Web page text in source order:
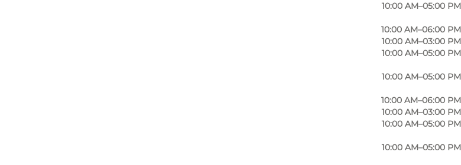
10:00 AM–05:00 PM
10:00 AM–06:00 PM
10:00 AM–03:00 PM
10:00 AM–05:00 PM
10:00 AM–05:00 PM
10:00 AM–06:00 PM
10:00 AM–03:00 PM
10:00 AM–05:00 PM
10:00 AM–05:00 PM